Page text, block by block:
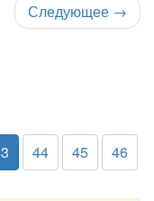
Следующее →
44 45 46